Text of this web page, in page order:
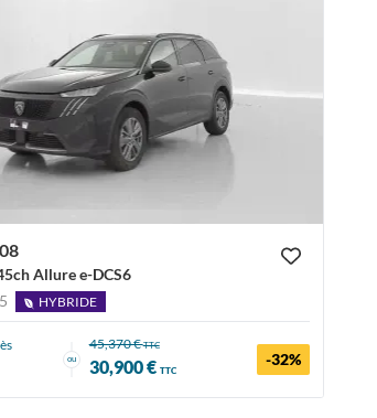
Allure e-DCS6
HYBRIDE
ou
45,370 €TTC
30,900 € TTC
-32%